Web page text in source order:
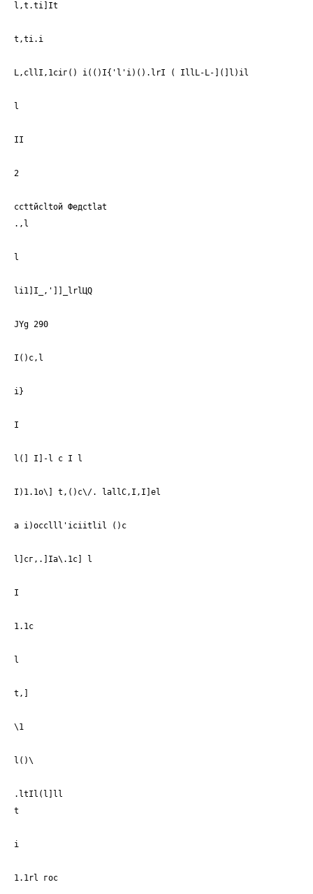
l,t.ti]It
t,ti.i
L,сllI,1сiг() i(()I{'l'i)().lrI ( IllL-L-](]l)il
l
II
2
ссttйсltой Федсtlаt
.,l
l
li1]I_,']]_lrlЦQ
JYg 290
I()c,l
i}
I
l(] I]-l с I l
I)1.1o\] t,()c\/. lallC,I,I]el
а i)occlll'iciitlil ()с
l]сг,.]Iа\.1с] l
I
1.1c
l
t,]
\1
l()\
.ltIl(l]ll
t
i
1.1rl гос